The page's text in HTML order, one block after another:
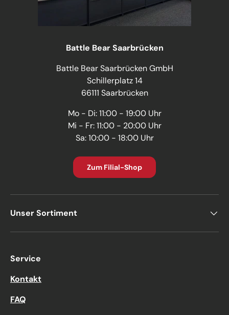
Battle Bear Saarbrücken
Battle Bear Saarbrücken GmbH
Schillerplatz 14
66111 Saarbrücken
Mo - Di: 11:00 - 19:00 Uhr
Mi - Fr: 11:00 - 20:00 Uhr
Sa: 10:00 - 18:00 Uhr
Zum Filial-Shop
Unser Sortiment
Service
Kontakt
FAQ